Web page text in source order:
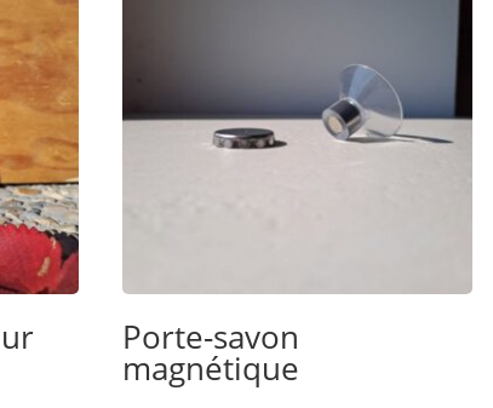
Porte-savon
magnétique